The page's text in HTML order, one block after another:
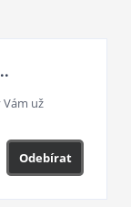
už
Odebírat